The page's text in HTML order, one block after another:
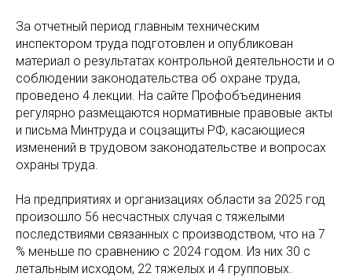
За отчетный период главным техническим
инспектором труда подготовлен и опубликован
материал о результатах контрольной деятельности и о
соблюдении законодательства об охране труда,
проведено 4 лекции. На сайте Профобъединения
регулярно размещаются нормативные правовые акты
и письма Минтруда и соцзащиты РФ, касающиеся
изменений в трудовом законодательстве и вопросах
охраны труда.
На предприятиях и организациях области за 2025 год
произошло 56 несчастных случая с тяжелыми
последствиями связанных с производством, что на 7
% меньше по сравнению с 2024 годом. Из них 30 с
летальным исходом, 22 тяжелых и 4 групповых.